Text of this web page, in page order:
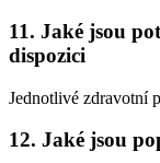
11. Jaké jsou
dispozici
Jednotlivé zdravotní
12. Jaké jsou